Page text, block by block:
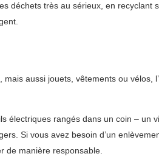
déchets très au sérieux, en recyclant
aussi jouets, vêtements ou vélos,
électriques rangés dans un coin – un
Si vous avez besoin d’un
de manière responsable.